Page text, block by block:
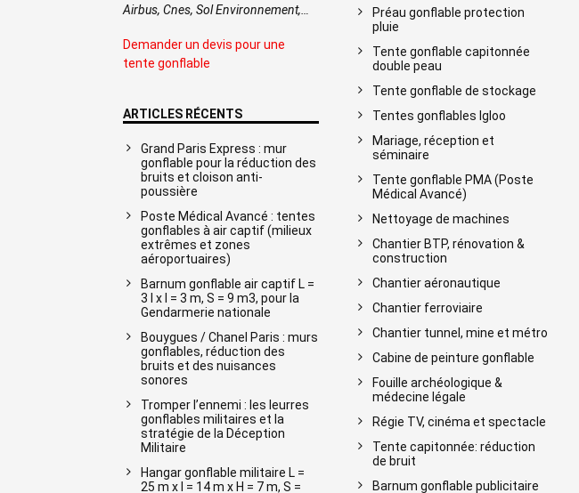
Airbus, Cnes, Sol Environnement,…
Demander un devis pour une
tente gonflable
ARTICLES RÉCENTS
Grand Paris Express : mur
gonflable pour la réduction des
bruits et cloison anti-
poussière
Poste Médical Avancé : tentes
gonflables à air captif (milieux
extrêmes et zones
aéroportuaires)
Barnum gonflable air captif L =
3 l x l = 3 m, S = 9 m3, pour la
Gendarmerie nationale
Bouygues / Chanel Paris : murs
gonflables, réduction des
bruits et des nuisances
sonores
Tromper l’ennemi : les leurres
gonflables militaires et la
stratégie de la Déception
Militaire
Hangar gonflable militaire L =
25 m x l = 14 m x H = 7 m, S =
Préau gonflable protection
pluie
Tente gonflable capitonnée
double peau
Tente gonflable de stockage
Tentes gonflables Igloo
Mariage, réception et
séminaire
Tente gonflable PMA (Poste
Médical Avancé)
Nettoyage de machines
Chantier BTP, rénovation &
construction
Chantier aéronautique
Chantier ferroviaire
Chantier tunnel, mine et métro
Cabine de peinture gonflable
Fouille archéologique &
médecine légale
Régie TV, cinéma et spectacle
Tente capitonnée: réduction
de bruit
Barnum gonflable publicitaire